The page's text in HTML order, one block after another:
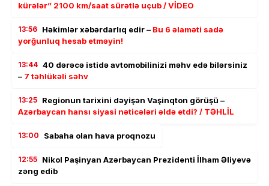
kürələr” 2100 km/saat sürətlə uçub / VİDEO
13:56 Həkimlər xəbərdarlıq edir – Bu 6 əlaməti sadə
yorğunluq hesab etməyin!
13:44 40 dərəcə istidə avtomobilinizi məhv edə bilərsiniz
– 7 təhlükəli səhv
13:25 Regionun tarixini dəyişən Vaşinqton görüşü –
Azərbaycan hansı siyasi nəticələri əldə etdi? / TƏHLİL
13:00 Sabaha olan hava proqnozu
12:55 Nikol Paşinyan Azərbaycan Prezidenti İlham Əliyevə
zəng edib